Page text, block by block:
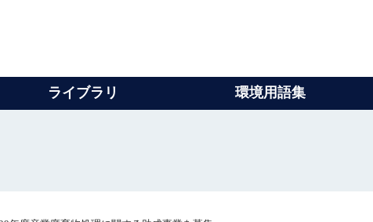
ライブラリ 環境用語集